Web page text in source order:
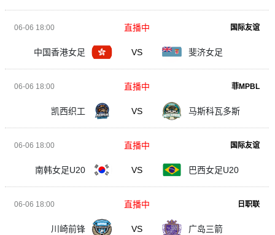
06-06 18:00 国际友谊
中国香港女足 VS 斐济女足
直播中
06-06 18:00 菲MPBL
凯西织工 VS 马斯科瓦多斯
直播中
06-06 18:00 国际友谊
南韩女足U20 VS 巴西女足U20
直播中
06-06 18:00 日职联
川崎前锋 VS 广岛三箭
直播中